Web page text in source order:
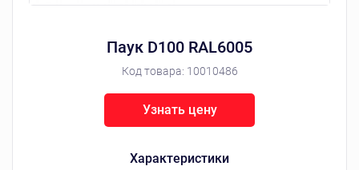
Паук D100 RAL6005
Код товара: 10010486
Характеристики
Узнать цену